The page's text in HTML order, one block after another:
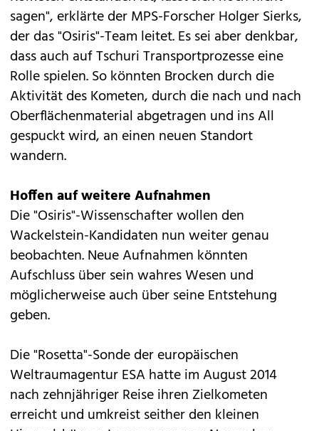
sagen", erklärte der MPS-Forscher Holger Sierks,
der das "Osiris"-Team leitet. Es sei aber denkbar,
dass auch auf Tschuri Transportprozesse eine
Rolle spielen. So könnten Brocken durch die
Aktivität des Kometen, durch die nach und nach
Oberflächenmaterial abgetragen und ins All
gespuckt wird, an einen neuen Standort
wandern.
Hoffen auf weitere Aufnahmen
Die "Osiris"-Wissenschafter wollen den
Wackelstein-Kandidaten nun weiter genau
beobachten. Neue Aufnahmen könnten
Aufschluss über sein wahres Wesen und
möglicherweise auch über seine Entstehung
geben.
Die "Rosetta"-Sonde der europäischen
Weltraumagentur ESA hatte im August 2014
nach zehnjähriger Reise ihren Zielkometen
erreicht und umkreist seither den kleinen